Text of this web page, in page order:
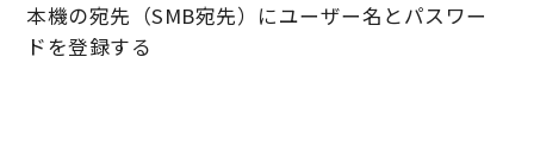
本機の宛先（SMB宛先）にユーザー名とパスワー
ドを登録する